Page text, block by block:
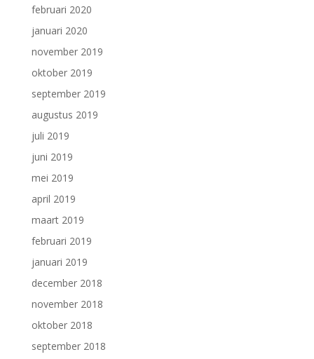
februari 2020
januari 2020
november 2019
oktober 2019
september 2019
augustus 2019
juli 2019
juni 2019
mei 2019
april 2019
maart 2019
februari 2019
januari 2019
december 2018
november 2018
oktober 2018
september 2018